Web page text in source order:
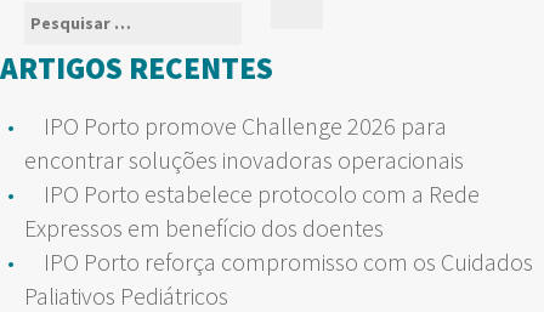
ARTIGOS
Pesquisar
por:
ARTIGOS RECENTES
IPO Porto promove Challenge 2026 para
encontrar soluções inovadoras operacionais
IPO Porto estabelece protocolo com a Rede
Expressos em benefício dos doentes
IPO Porto reforça compromisso com os Cuidados
Paliativos Pediátricos